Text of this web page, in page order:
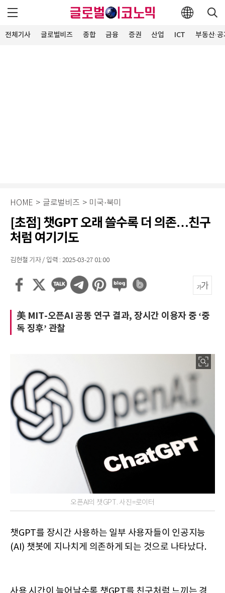
전체기사 글로벌비즈 종합 금융 증권 산업 ICT 부동산·
HOME > 글로벌비즈 > 미국·북미
[초점] 챗GPT 오래 쓸수록 더 의존…친구
처럼 여기기도
김현철 기자 / 입력 : 2025-03-27 01:00
美 MIT-오픈AI 공동 연구 결과, 장시간 이용자 중 ‘중
독 징후’ 관찰
오픈AI의 챗GPT. 사진=로이터
챗GPT를 장시간 사용하는 일부 사용자들이 인공지능
(AI) 챗봇에 지나치게 의존하게 되는 것으로 나타났다.